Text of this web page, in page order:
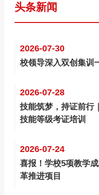
头条新闻
2026-07-30
校领导深入双创集训
2026-07-28
技能筑梦，持证前行
技能等级考证培训
2026-07-24
喜报！学校5项教学
革推进项目